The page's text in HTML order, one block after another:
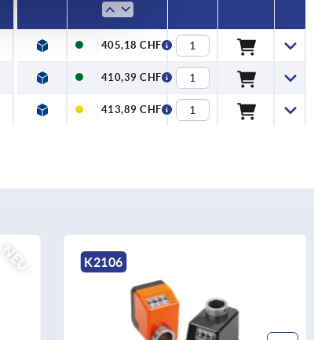
405,18 CHF
410,39 CHF
413,89 CHF
K0411